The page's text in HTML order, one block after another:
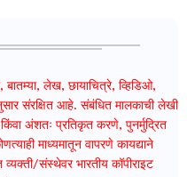
बातम्या, लेख, छायाचित्रे, व्हिडिओ,
संरक्षित आहे. संबंधित मालकाची लेखी
किंवा अंशतः प्रतिकृत करणे, पुनर्मुद्रित
माध्यमातून वापरणे कायद्याने
संस्थेवर भारतीय कॉपीराइट